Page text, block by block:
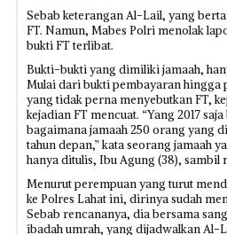
Sebab keterangan Al-Lail, yang
FT. Namun, Mabes Polri menolak
bukti FT terlibat.
Bukti-bukti yang dimiliki jamaah,
Mulai dari bukti pembayaran hingga
yang tidak perna menyebutkan FT,
kejadian FT mencuat. “Yang 2017
bagaimana jamaah 250 orang yang
tahun depan,” kata seorang jamaah
hanya ditulis, Ibu Agung (38), sambil
Menurut perempuan yang turut
ke Polres Lahat ini, dirinya sudah
Sebab rencananya, dia bersama
ibadah umrah, yang dijadwalkan Al-